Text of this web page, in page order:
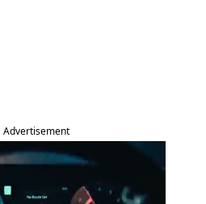
Advertisement